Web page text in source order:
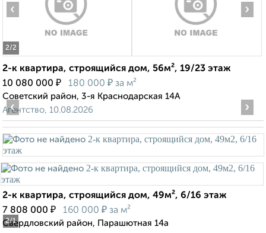
2/2
‹ ›
2-к квартира, строящийся дом, 56м², 19/23 этаж
10 080 000 ₽ 180 000 ₽ за м²
Советский район, 3-я Краснодарская 14А
Агентство, 10.08.2026
2/1
‹ ›
2-к квартира, строящийся дом, 49м², 6/16 этаж
7 808 000 ₽ 160 000 ₽ за м²
Свердловский район, Парашютная 14а